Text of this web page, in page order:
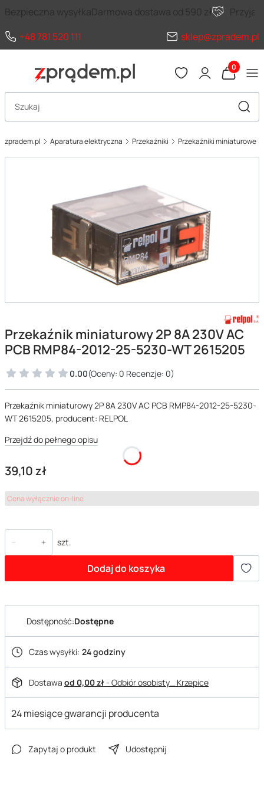
Bezpieczna wysyłkaDarmowa dostawa od 590 zł
+48 781 520 111
sklep@zpradem.pl
Produkty
Otwórz wyszukiwarkę
zpradem.pl Aparatura elektryczna Przekaźniki Przekaźniki miniaturowe
Przekaźnik miniaturowy 2P 8A 230V AC
PCB RMP84-2012-25-5230-WT 2615205
0.00(Oceny: 0 Recenzje: 0)
Przekaźnik miniaturowy 2P 8A 230V AC PCB RMP84-2012-25-5230-
WT 2615205, producent: RELPOL
Przejdź do pełnego opisu
Cena
39,10 zł
Cena wyłącznie on-line
szt.
Dodaj do koszyka
Dostępność:Dostępne
Czas wysyłki: 24 godziny
Dostawa od 0,00 zł- Odbiór osobisty_ Krzepice
24 miesiące gwarancji producenta
Zapytaj o produkt Udostępnij